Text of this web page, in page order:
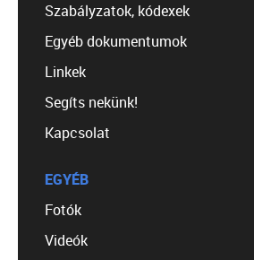
Szabályzatok, kódexek
Egyéb dokumentumok
Linkek
Segíts nekünk!
Kapcsolat
EGYÉB
Fotók
Videók